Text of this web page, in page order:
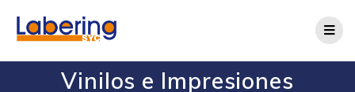
Vinilos e Impresiones